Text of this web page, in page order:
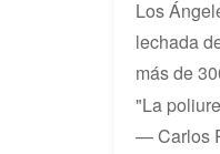
Los
lechada
más de
"La
— Carlos